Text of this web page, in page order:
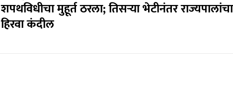
शपथविधीचा मुहूर्त ठरला; तिसऱ्या भेटीनंतर राज्यपालांचा
हिरवा कंदील